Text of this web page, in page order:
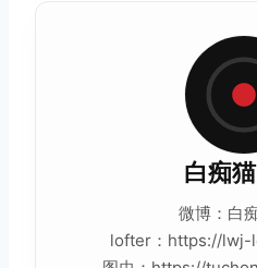
白痴
微博：白
lofter：https://lwj-